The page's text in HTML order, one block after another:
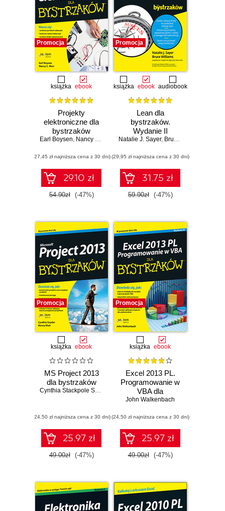
Promocja
książka ebook
Projekty
elektroniczne dla
bystrzaków
Earl Boysen, Nancy C. Muir
(27,45 zł najniższa cena z 30 dni)
29.10 zł
54.90zł (-47%)
Promocja
książka ebook audiobook
Lean dla
bystrzaków.
Wydanie II
Natalie J. Sayer, Bruce Williams
(29,95 zł najniższa cena z 30 dni)
31.75 zł
59.90zł (-47%)
Promocja
książka ebook
MS Project 2013
dla bystrzaków
Cynthia Stackpole Snyder
(24,50 zł najniższa cena z 30 dni)
25.97 zł
49.00zł (-47%)
Promocja
książka ebook
Excel 2013 PL.
Programowanie w
VBA dla
bystrzaków
John Walkenbach
(24,50 zł najniższa cena z 30 dni)
25.97 zł
49.00zł (-47%)